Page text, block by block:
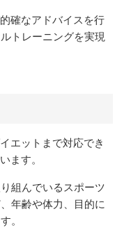
確なアドバイスを行
トレーニングを実現
エットまで対応でき
ます。
組んでいるスポーツ
年齢や体力、目的に
。